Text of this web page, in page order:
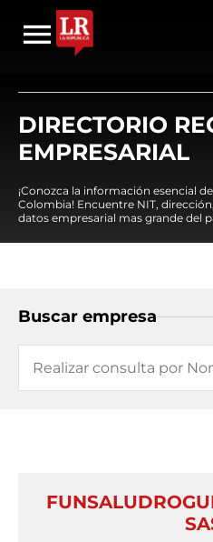
DIRECTORIO
EMPRESARIAL
¡Conozca la información esencial
Colombia! Encuentre NIT,
datos empresarial mas grande del
Buscar empresa